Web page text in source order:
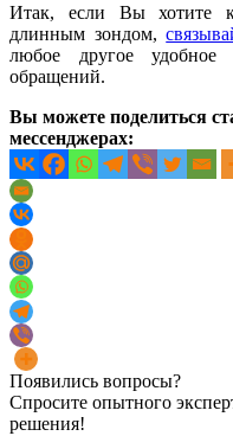
Итак, если Вы хотите
длинным зондом,
любое другое
обращений.
Вы можете поделиться
мессенджерах:
Появились вопросы?
Спросите опытного
решения!